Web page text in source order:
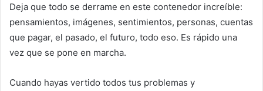
Deja que todo se derrame en este contenedor increíble:
pensamientos, imágenes, sentimientos, personas, cuentas
que pagar, el pasado, el futuro, todo eso. Es rápido una
vez que se pone en marcha.
Cuando hayas vertido todos tus problemas y